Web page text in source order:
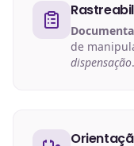
de
dispensação.